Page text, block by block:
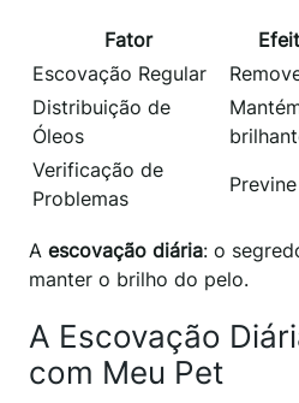
Fator
Escovação Regular
Distribuição de
Óleos
Verificação de
Problemas
A escovação diária: o
manter o brilho do pelo.
A Escovação
com Meu Pet